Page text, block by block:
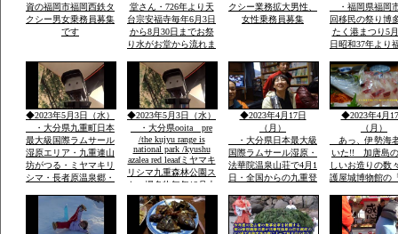
資の福岡市福岡西鉄タ
クシー男女乗務員募集
です
堂さん・726年より天
台宗安福寺毎年6月3日
から8月30日までお祭
り水がお堂から流れま
に顔つきがちがう飲む
とよくなる水です「体
の調子が悪い人は飲ま
ないこと」
クシー業務拡大男性、
女性乗務員募集
・福岡県福岡
回移民の祭り博
たく港まつり5
日昭和37年より
内に踊り本舞台
民企業総参加こ
人も企業も約
参加「しゃもじ
を出し参加
◆2023年5月3日（水）
・大分県九重町日本
最大級国際ラムサール
湿原エリア・九重連山
坊がつる・ミヤマキリ
シマ・長者原温泉郷・
公園スキー場・毎年12
月末の「天空の大花火
大会」２０００ｍ級の
◆2023年5月3日（水）
・大分県ooita pre
/the kujyu range is
national park /kyushu
azalea red leaafミヤマキ
リシマ九重森林公園ス
キー場名物毎年12月大
花火
◆2023年4月17日
（月）
・大分県日本最大級
国際ラムサール湿原・
法華院温泉山荘で4月1
日・全国からの九重登
開山祭と夜は九重町白
鳥神社の夜神楽の舞が
奉納当日夜「日本100
◆2023年4月
（月）
あっ、伊勢海
いた!! 加唐島
しいお造りの数
護屋城博物館の
目、唐津城